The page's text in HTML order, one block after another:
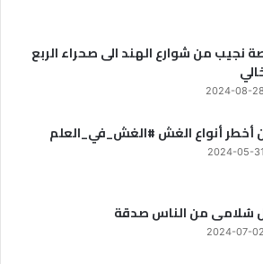
نجيب من شوارع الهند الى صحراء الربع
2024-08-28
أخطر أنواع الغش #الغش_في_العلم
2024-05-31
سُلامى من الناس صدقة
2024-07-02